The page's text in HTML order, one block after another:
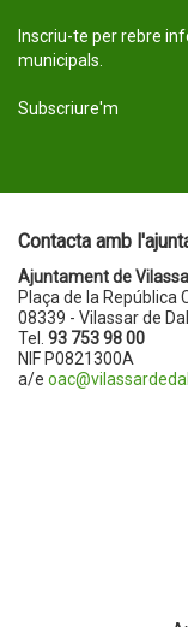
Inscriu-te per rebre
municipals.
Subscriure'm
Contacta amb
Ajuntament de
Plaça de la República
08339 - Vilassar de
Tel. 93 753 98 00
NIF P0821300A
a/e